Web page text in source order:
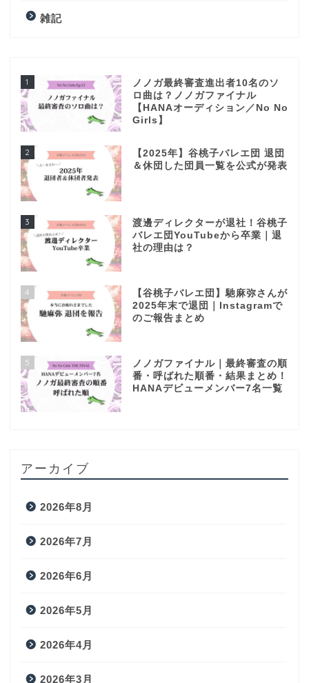
雑記
1
ノノガ最終審査進出者10名のソ
ロ曲は？ノノガファイナル
【HANAオーディション／No No
Girls】
2
【2025年】谷桃子バレエ団 退団
＆休団した団員一覧を公式が発表
3
渡邊ディレクターが退社！谷桃子
バレエ団YouTubeから卒業｜退
社の理由は？
4
【谷桃子バレエ団】馳麻弥さんが
2025年末で退団｜Instagramで
のご報告まとめ
5
ノノガファイナル｜最終審査の順
番・呼ばれた順番・結果まとめ！
HANAデビューメンバー7名一覧
アーカイブ
2026年8月
2026年7月
2026年6月
2026年5月
2026年4月
2026年3月